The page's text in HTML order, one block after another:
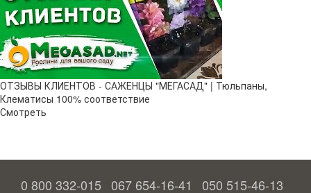
ОТЗЫВЫ КЛИЕНТОВ - САЖЕНЦЫ "МЕГАСАД" | Тюльпаны,
Клематисы 100% соответствие
Смотреть
0 800 332-015 067 654-16-41 050 515-46-13